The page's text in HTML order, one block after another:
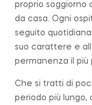
proprio soggiorno
da casa. Ogni
seguito
suo carattere e
permanenza il più
Che si tratti di
periodo più lungo,